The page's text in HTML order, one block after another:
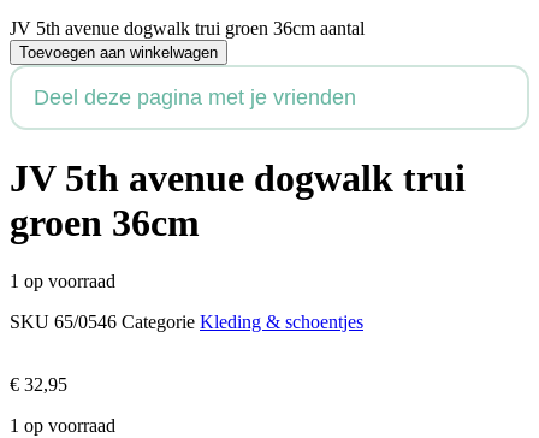
JV 5th avenue dogwalk trui groen 36cm aantal
Toevoegen aan winkelwagen
Deel deze pagina met je vrienden
JV 5th avenue dogwalk trui
groen 36cm
1 op voorraad
SKU 65/0546 Categorie Kleding & schoentjes
€ 32,95
1 op voorraad